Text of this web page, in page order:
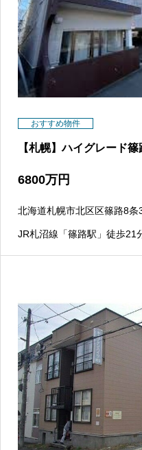
おすすめ物件
【札幌】ハイグレード
6800万円
北海道札幌市北区区篠路8条
JR札沼線「篠路駅」徒歩21